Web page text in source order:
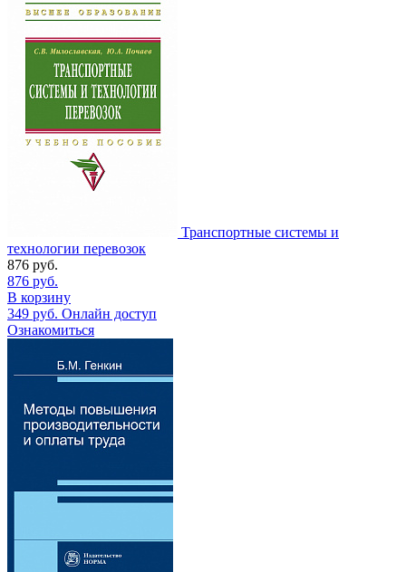
Транспортные системы и
технологии перевозок
876 руб.
876 руб.
В корзину
349 руб. Онлайн доступ
Ознакомиться